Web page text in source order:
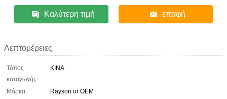
Καλύτερη τιμή επαφή
Λεπτομέρειες
Τόπος
καταγωγής:
ΚΙΝΑ
Μάρκα:
Rayson or OEM